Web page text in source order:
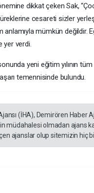
dikkat çeken Sak,
cesareti sizler
anlamıyla mümkün
yer verdi.
yeni eğitim yılının
temennisinde bulundu.
(İHA), Demirören Haber
müdahalesi olmadan ajans
ajanslar olup sitemizin hiç